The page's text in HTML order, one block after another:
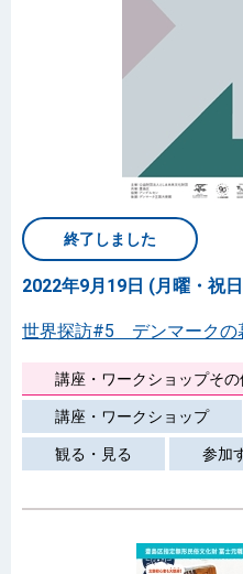
終了しました
2022年9月19日 (月曜・祝
世界探訪#5 デンマークの
講座・ワークショップその
講座・ワークショップ
観る・見る 参加